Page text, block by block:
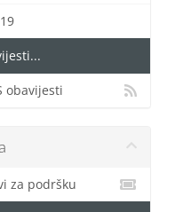
obavijesti
za podršku